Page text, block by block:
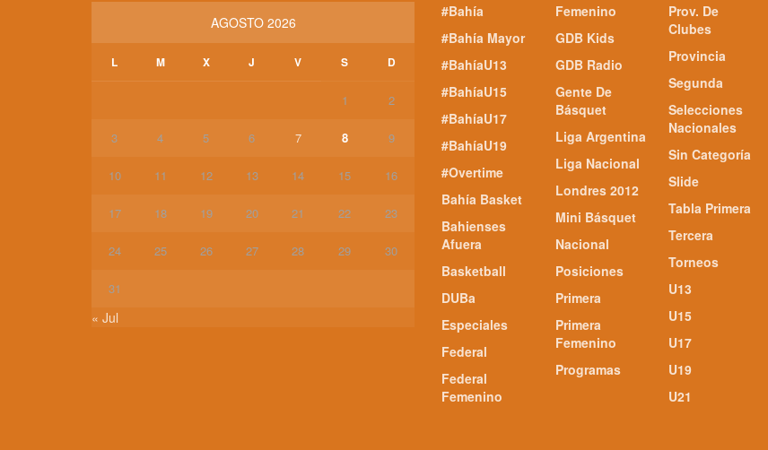
AGOSTO 2026
L M X J V S D
1 2
3 4 5 6 7 8 9
10 11 12 13 14 15 16
17 18 19 20 21 22 23
24 25 26 27 28 29 30
31
« Jul
#Bahía
#Bahía Mayor
#BahíaU13
#BahíaU15
#BahíaU17
#BahíaU19
#Overtime
Bahía Basket
Bahienses
Afuera
Basketball
DUBa
Especiales
Federal
Federal
Femenino
Femenino
GDB Kids
GDB Radio
Gente De
Básquet
Liga Argentina
Liga Nacional
Londres 2012
Mini Básquet
Nacional
Posiciones
Primera
Primera
Femenino
Programas
Prov. De
Clubes
Provincia
Segunda
Selecciones
Nacionales
Sin Categoría
Slide
Tabla Primera
Tercera
Torneos
U13
U15
U17
U19
U21